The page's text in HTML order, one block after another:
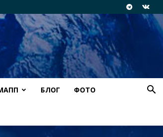
БЛОГ ФОТО